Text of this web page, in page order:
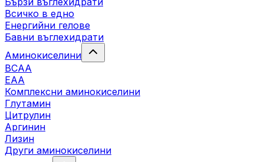
Всичко в едно
Енергийни гелове
Бавни въглехидрати
Аминокиселини
BCAA
EAA
Комплексни аминокиселини
Глутамин
Цитрулин
Аргинин
Лизин
Други аминокиселини